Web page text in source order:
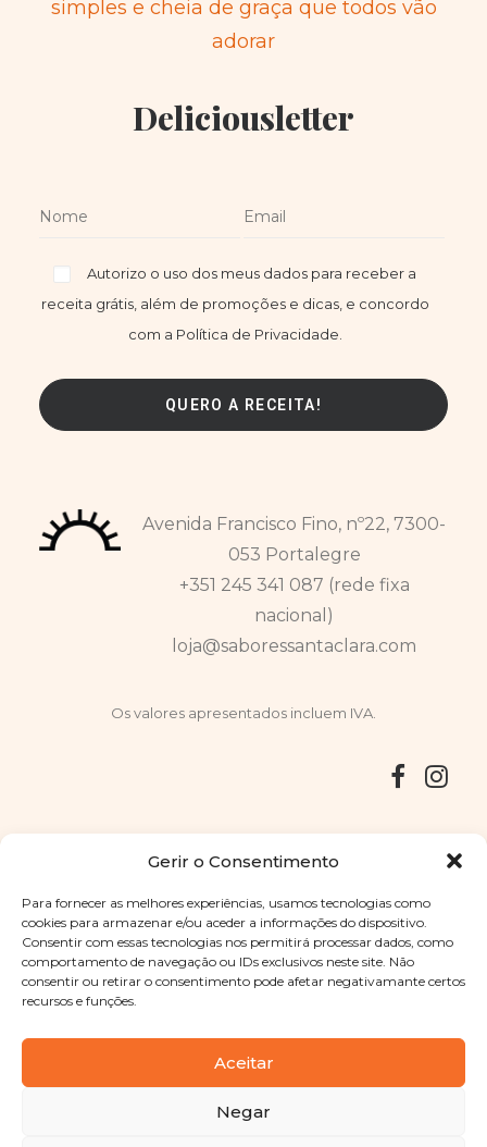
Gerir o Consentimento
Para fornecer as melhores experiências, usamos tecnologias como
cookies para armazenar e/ou aceder a informações do dispositivo.
Consentir com essas tecnologias nos permitirá processar dados, como
comportamento de navegação ou IDs exclusivos neste site. Não
consentir ou retirar o consentimento pode afetar negativamante certos
recursos e funções.
Aceitar
Negar
simples e cheia de graça que todos vão
adorar
Deliciousletter
Autorizo o uso dos meus dados para receber a
receita grátis, além de promoções e dicas, e concordo
com a Política de Privacidade.
Avenida Francisco Fino, nº22, 7300-
053 Portalegre
+351 245 341 087 (rede fixa
nacional)
loja@saboressantaclara.com
Os valores apresentados incluem IVA.
Copyright © 2025 Sabores Santa Clara
. Todos os direitos
reservadosPolítica de Privacidade |Termos e condições
Designed byShift Your Branding Agency